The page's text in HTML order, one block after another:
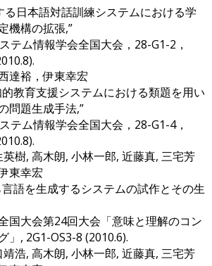
る日本語対話訓練システムにおける学
機構の拡張,”
テム情報学会全国大会，28-G1-2，
達裕，伊東幸宏
教育支援システムにおける類題を用い
問題生成手法,”
テム情報学会全国大会，28-G1-4，
樹, 高木朗, 小林一郎, 近藤真, 三宅芳
東幸宏
語を生成するシステムの試作とその生
国大会第24回大会「意味と理解のコン
」, 2G1-OS3-8 (2010.6).
浩, 高木朗, 小林一郎, 近藤真, 三宅芳